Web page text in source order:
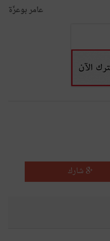
عامربوعزّة
شارك